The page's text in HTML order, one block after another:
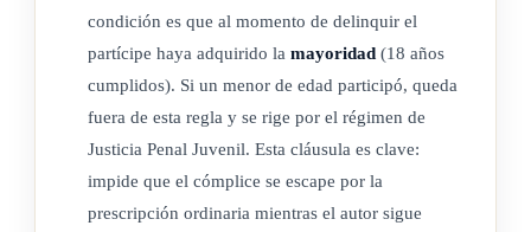
condición es que al momento de delinquir el
partícipe haya adquirido la mayoridad (18 años
cumplidos). Si un menor de edad participó, queda
fuera de esta regla y se rige por el régimen de
Justicia Penal Juvenil. Esta cláusula es clave:
impide que el cómplice se escape por la
prescripción ordinaria mientras el autor sigue